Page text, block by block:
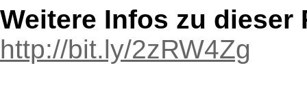
Weitere Infos zu dieser
http://bit.ly/2zRW4Zg